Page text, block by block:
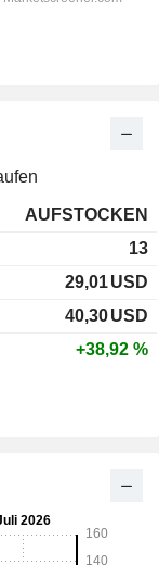
AUFSTOCKEN
13
29,01USD
40,30USD
+38,92 %